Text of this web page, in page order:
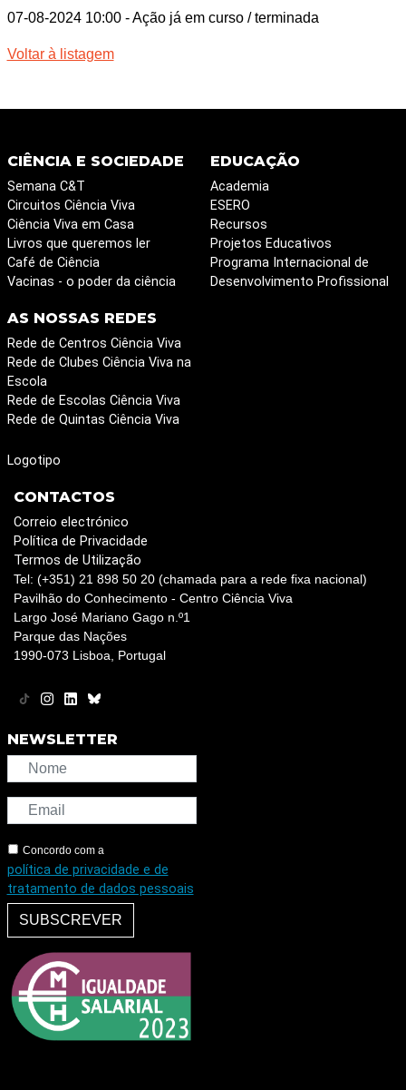
07-08-2024 10:00 - Ação já em curso / terminada
Voltar à listagem
CIÊNCIA E SOCIEDADE
Semana C&T
Circuitos Ciência Viva
Ciência Viva em Casa
Livros que queremos ler
Café de Ciência
Vacinas - o poder da ciência
EDUCAÇÃO
Academia
ESERO
Recursos
Projetos Educativos
Programa Internacional de
Desenvolvimento Profissional
AS NOSSAS REDES
Rede de Centros Ciência Viva
Rede de Clubes Ciência Viva na
Escola
Rede de Escolas Ciência Viva
Rede de Quintas Ciência Viva
Logotipo
CONTACTOS
Correio electrónico
Política de Privacidade
Termos de Utilização
Tel: (+351) 21 898 50 20 (chamada para a rede fixa nacional)
Pavilhão do Conhecimento - Centro Ciência Viva
Largo José Mariano Gago n.º1
Parque das Nações
1990-073 Lisboa, Portugal
NEWSLETTER
Concordo com a
política de privacidade e de
tratamento de dados pessoais
SUBSCREVER